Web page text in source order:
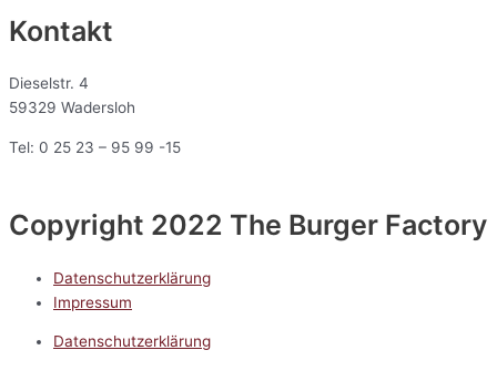
Kontakt
Dieselstr. 4
59329 Wadersloh
Tel: 0 25 23 – 95 99 -15
Copyright 2022 The Burger Factory
Datenschutzerklärung
Impressum
Datenschutzerklärung